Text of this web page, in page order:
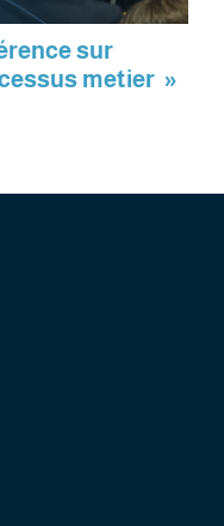
sur
metier »